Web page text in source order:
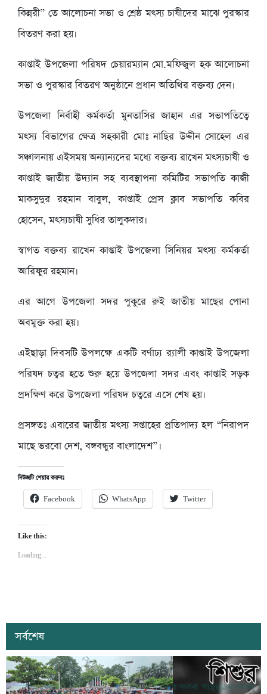
কিন্নরী” তে আলোচনা সভা ও শ্রেষ্ঠ মৎস্য চাষীদের মাঝে পুরস্কার
বিতরণ করা হয়।
কাপ্তাই উপজেলা পরিষদ চেয়ারম্যান মো.মফিজুল হক আলোচনা
সভা ও পুরস্কার বিতরণ অনুষ্ঠানে প্রধান অতিথির বক্তব্য দেন।
উপজেলা নির্বাহী কর্মকর্তা মুনতাসির জাহান এর সভাপতিত্বে
মৎস্য বিভাগের ক্ষেত্র সহকারী মোঃ নাছির উদ্দীন সোহেল এর
সঞ্চালনায় এইসময় অন্যান্যদের মধ্যে বক্তব্য রাখেন মৎস্যচাষী ও
কাপ্তাই জাতীয় উদ্যান সহ ব্যবস্থাপনা কমিটির সভাপতি কাজী
মাকসুদুর রহমান বাবুল, কাপ্তাই প্রেস ক্লাব সভাপতি কবির
হোসেন, মৎস্যচাষী সুধির তালুকদার।
স্বাগত বক্তব্য রাখেন কাপ্তাই উপজেলা সিনিয়র মৎস্য কর্মকর্তা
আরিফুর রহমান।
এর আগে উপজেলা সদর পুকুরে রুই জাতীয় মাছের পোনা
অবমুক্ত করা হয়।
এইছাড়া দিবসটি উপলক্ষে একটি বর্ণাঢ্য র‍্যালী কাপ্তাই উপজেলা
পরিষদ চত্বর হতে শুরু হয়ে উপজেলা সদর এবং কাপ্তাই সড়ক
প্রদক্ষিণ করে উপজেলা পরিষদ চত্বরে এসে শেষ হয়।
প্রসঙ্গতঃ এবারের জাতীয় মৎস্য সপ্তাহের প্রতিপাদ্য হল “নিরাপদ
মাছে ভরবো দেশ, বঙ্গবন্ধুর বাংলাদেশ”।
নিউজটি শেয়ার করুনঃ
Facebook WhatsApp Twitter
Like this:
Loading...
সর্বশেষ